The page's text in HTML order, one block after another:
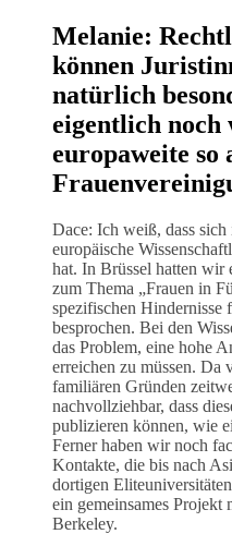
Melanie:
können
natürlich
eigentlich noch
europaweite so
Dace: Ich weiß, dass
europäische
hat. In Brüssel hatten wir
zum Thema „Frauen in
spezifischen Hindernisse
besprochen. Bei den
das Problem, eine hohe
erreichen zu müssen. Da
familiären Gründen
nachvollziehbar, dass
publizieren können, wie
Ferner haben wir noch
Kontakte, die bis nach
dortigen
ein gemeinsames
Berkeley.